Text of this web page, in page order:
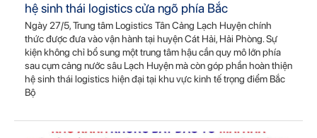
hệ sinh thái logistics cửa ngõ phía Bắc
Ngày 27/5, Trung tâm Logistics Tân Cảng Lạch Huyện chính
thức được đưa vào vận hành tại huyện Cát Hải, Hải Phòng. Sự
kiện không chỉ bổ sung một trung tâm hậu cần quy mô lớn phía
sau cụm cảng nước sâu Lạch Huyện mà còn góp phần hoàn thiện
hệ sinh thái logistics hiện đại tại khu vực kinh tế trọng điểm Bắc
Bộ